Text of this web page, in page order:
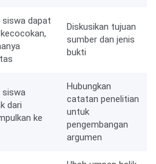
siswa dapat
Diskusikan tujuan
sumber dan jenis
bukti
siswa
dari
ke
Hubungkan
catatan penelitian
untuk
pengembangan
argumen